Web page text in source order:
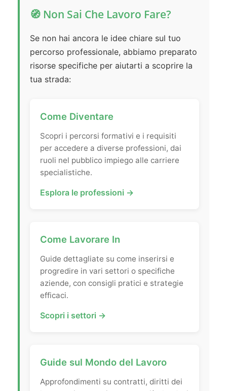
🧭 Non Sai Che Lavoro Fare?
Se non hai ancora le idee chiare sul tuo
percorso professionale, abbiamo preparato
risorse specifiche per aiutarti a scoprire la
tua strada:
Come Diventare
Scopri i percorsi formativi e i requisiti
per accedere a diverse professioni, dai
ruoli nel pubblico impiego alle carriere
specialistiche.
Esplora le professioni →
Come Lavorare In
Guide dettagliate su come inserirsi e
progredire in vari settori o specifiche
aziende, con consigli pratici e strategie
efficaci.
Scopri i settori →
Guide sul Mondo del Lavoro
Approfondimenti su contratti, diritti dei